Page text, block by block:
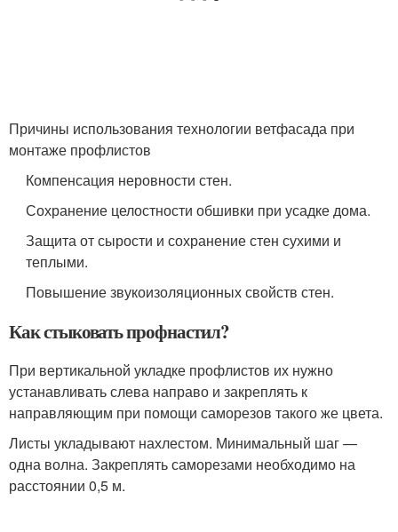
Причины использования технологии ветфасада при
монтаже профлистов
Компенсация неровности стен.
Сохранение целостности обшивки при усадке дома.
Защита от сырости и сохранение стен сухими и
теплыми.
Повышение звукоизоляционных свойств стен.
Как стыковать профнастил?
При вертикальной укладке профлистов их нужно
устанавливать слева направо и закреплять к
направляющим при помощи саморезов такого же цвета.
Листы укладывают нахлестом. Минимальный шаг —
одна волна. Закреплять саморезами необходимо на
расстоянии 0,5 м.